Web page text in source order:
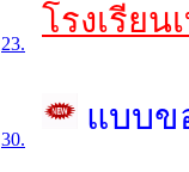
23.
30.
โรงเรีย
แบบข